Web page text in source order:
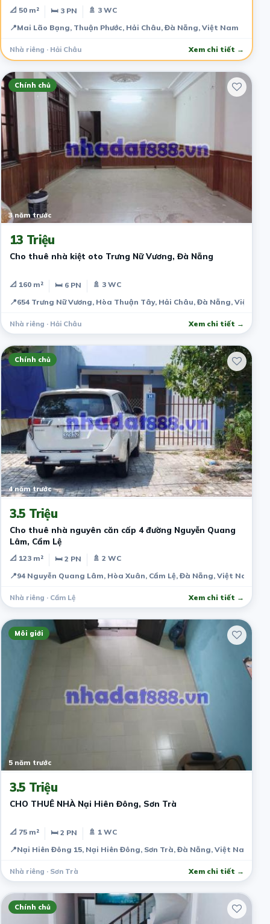
📐 50 m² 🛏 3 PN
🚿 3 WC
📍Mai Lão Bạng, Thuận Phước, Hải Châu, Đà Nẵng, Việt Nam
Nhà riêng · Hải Châu Xem chi tiết →
Chính chủ
3 năm trước
13 Triệu
Cho thuê nhà kiệt oto Trưng Nữ Vương, Đà Nẵng
📐 160 m² 🛏 6 PN
🚿 3 WC
📍654 Trưng Nữ Vương, Hòa Thuận Tây, Hải Châu, Đà Nẵng, Việt
Nhà riêng · Hải Châu Xem chi tiết →
Chính chủ
4 năm trước
3.5 Triệu
Cho thuê nhà nguyên căn cấp 4 đường Nguyễn Quang
Lâm, Cẩm Lệ
📐 123 m² 🛏 2 PN
🚿 2 WC
📍94 Nguyễn Quang Lâm, Hòa Xuân, Cẩm Lệ, Đà Nẵng, Việt Nam
Nhà riêng · Cẩm Lệ Xem chi tiết →
Môi giới
5 năm trước
3.5 Triệu
CHO THUÊ NHÀ Nại Hiên Đông, Sơn Trà
📐 75 m² 🛏 2 PN
🚿 1 WC
📍Nại Hiên Đông 15, Nại Hiên Đông, Sơn Trà, Đà Nẵng, Việt Nam
Nhà riêng · Sơn Trà Xem chi tiết →
Chính chủ